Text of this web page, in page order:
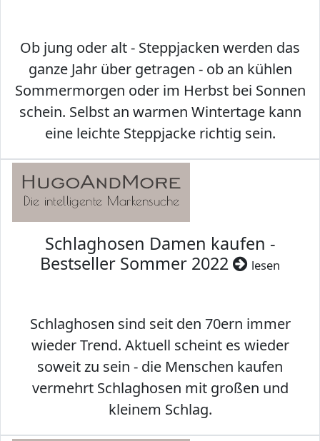
Ob jung oder alt - Steppjacken werden das
ganze Jahr über getragen - ob an kühlen
Sommermorgen oder im Herbst bei Sonnen
schein. Selbst an warmen Wintertage kann
eine leichte Steppjacke richtig sein.
Schlaghosen Damen kaufen -
Bestseller Sommer 2022
lesen
Schlaghosen sind seit den 70ern immer
wieder Trend. Aktuell scheint es wieder
soweit zu sein - die Menschen kaufen
vermehrt Schlaghosen mit großen und
kleinem Schlag.